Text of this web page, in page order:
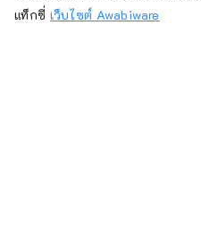
แท็กซี่เว็บไซต์ Awabiware